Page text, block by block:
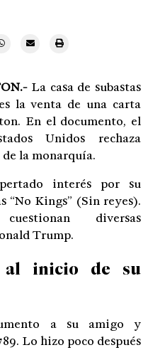
La casa de subastas
la venta de una carta
En el documento, el
Unidos rechaza
la monarquía.
interés por su
“No Kings” (Sin reyes).
diversas
Trump.
al inicio de su
a su amigo y
Lo hizo poco después